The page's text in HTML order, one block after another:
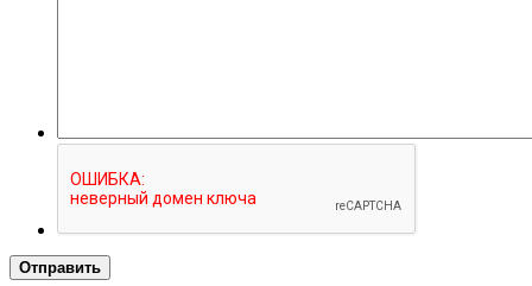
Отправить